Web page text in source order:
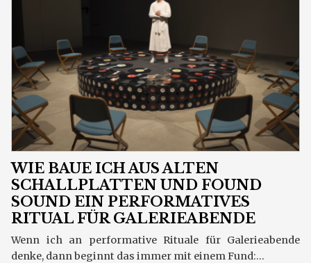
WIE BAUE ICH AUS ALTEN
SCHALLPLATTEN UND FOUND
SOUND EIN PERFORMATIVES
RITUAL FÜR GALERIEABENDE
Wenn ich an performative Rituale für Galerieabende
denke, dann beginnt das immer mit einem Fund:...